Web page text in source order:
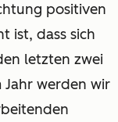
positiven
ist, dass sich
letzten zwei
Jahr werden wir